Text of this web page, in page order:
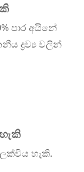
පාර අයිනේ
ද්‍රව්‍ය වලින්
හැකි.